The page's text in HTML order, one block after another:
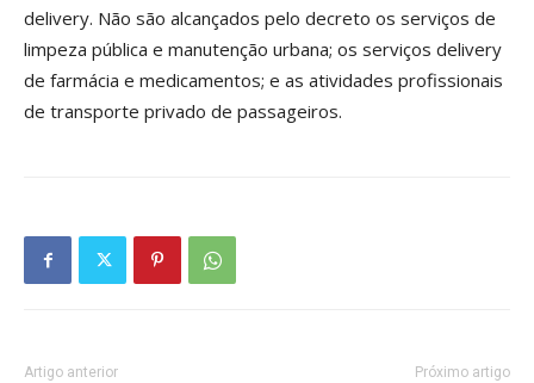
delivery. Não são alcançados pelo decreto os serviços de
limpeza pública e manutenção urbana; os serviços delivery
de farmácia e medicamentos; e as atividades profissionais
de transporte privado de passageiros.
Artigo anterior Próximo artigo